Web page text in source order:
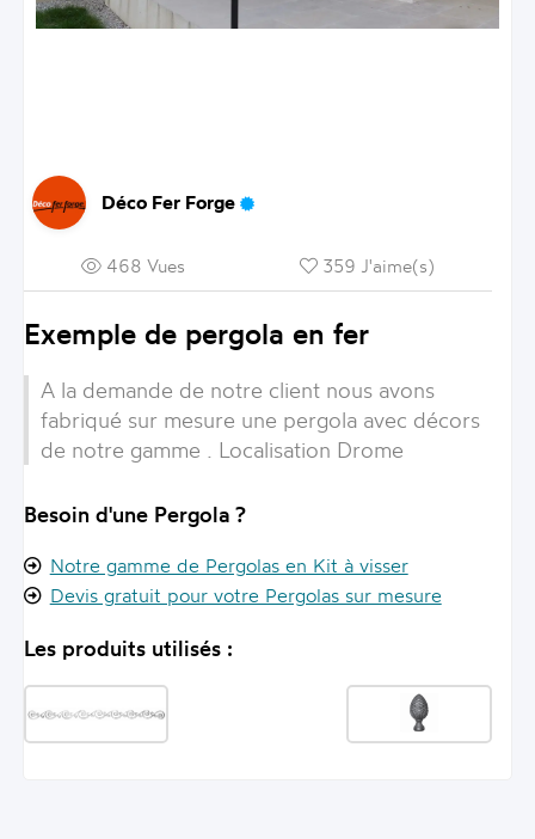
Déco Fer Forge
468 Vues 359 J'aime(s)
Exemple de pergola en fer
A la demande de notre client nous avons
fabriqué sur mesure une pergola avec décors
de notre gamme . Localisation Drome
Besoin d'une Pergola ?
Notre gamme de Pergolas en Kit à visser
Devis gratuit pour votre Pergolas sur mesure
Les produits utilisés :